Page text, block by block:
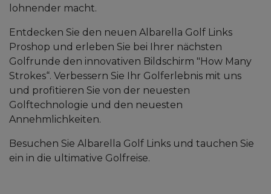
lohnender macht.
Entdecken Sie den neuen Albarella Golf Links
Proshop und erleben Sie bei Ihrer nächsten
Golfrunde den innovativen Bildschirm "How Many
Strokes“. Verbessern Sie Ihr Golferlebnis mit uns
und profitieren Sie von der neuesten
Golftechnologie und den neuesten
Annehmlichkeiten.
Besuchen Sie Albarella Golf Links und tauchen Sie
ein in die ultimative Golfreise.